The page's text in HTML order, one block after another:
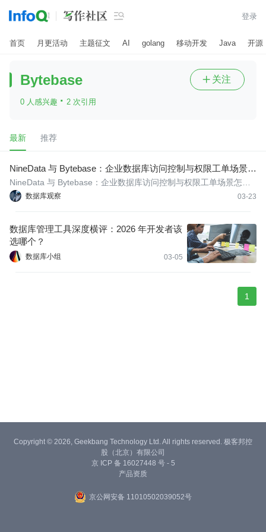
 登录
首页 月更活动 主题征文 AI golang 移动开发 Java 开源
Bytebase
0 人感兴趣 · 2 次引用
 关注
最新 推荐
NineData 与 Bytebase：企业数据库访问控制与权限工单场景怎
么选？
数据库观察 03-23
NineData 与 Bytebase：企业数据库访问控制与权限工单场景怎么
选？NineData优势主要体现在三个层面。第一，数据库资源授权足
放
数据库管理工具深度横评：2026 年开发者该
选哪个？
数据库小组 03-05
1
Copyright © 2026, Geekbang Technology Ltd. All rights reserved. 极客邦控
股（北京）有限公司
京 ICP 备 16027448 号 - 5
产品资质
京公网安备 11010502039052号